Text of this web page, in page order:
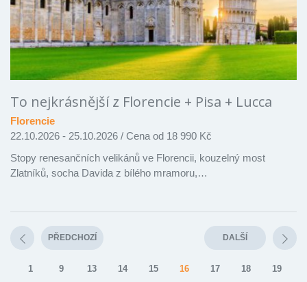
To nejkrásnější z Florencie + Pisa + Lucca
Florencie
22.10.2026 - 25.10.2026 / Cena od 18 990 Kč
Stopy renesančních velikánů ve Florencii, kouzelný most
Zlatníků, socha Davida z bílého mramoru,…
PŘEDCHOZÍ
1 9 13 14 15 16 17 18 19
DALŠÍ